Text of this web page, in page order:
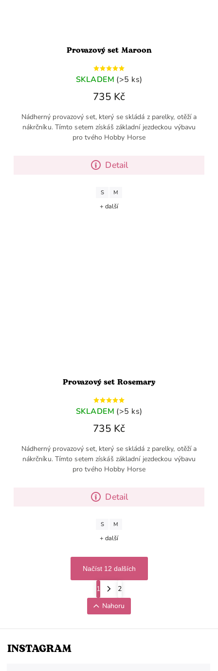
Provazový set Maroon
SKLADEM (>5 ks)
735 Kč
Detail
Nádherný provazový set, který se skládá z parelky, otěží a
nákrčníku. Tímto setem získáš základní jezdeckou výbavu
pro tvého Hobby Horse
S M
+ další
Provazový set Rosemary
SKLADEM (>5 ks)
735 Kč
Detail
Nádherný provazový set, který se skládá z parelky, otěží a
nákrčníku. Tímto setem získáš základní jezdeckou výbavu
pro tvého Hobby Horse
S M
+ další
Načíst 12 dalších
1
2
Nahoru
INSTAGRAM